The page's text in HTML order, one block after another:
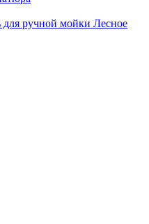
ручной мойки Лесное